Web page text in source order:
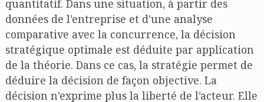
quantitatif. Dans une situation, à partir des
données de l’entreprise et d’une analyse
comparative avec la concurrence, la décision
stratégique optimale est déduite par application
de la théorie. Dans ce cas, la stratégie permet de
déduire la décision de façon objective. La
décision n’exprime plus la liberté de l’acteur. Elle